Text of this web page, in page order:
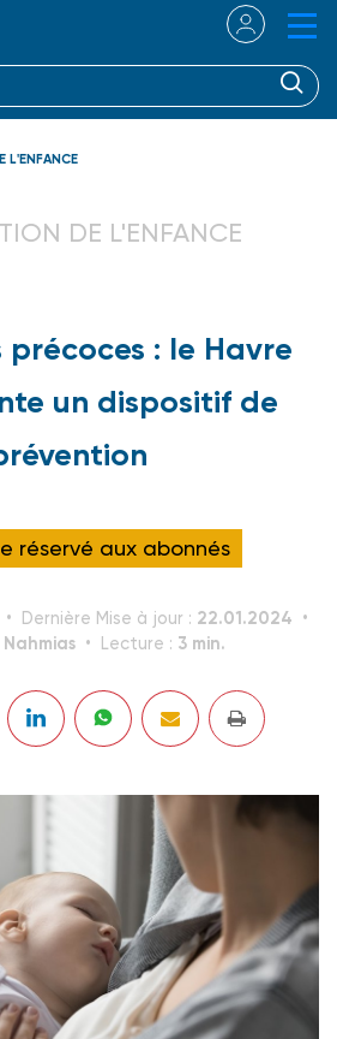
L'ENFANCE
DE L'ENFANCE
: le Havre
un dispositif de
réservé aux abonnés
Dernière Mise à jour : 22.01.2024
Lecture : 3 min.